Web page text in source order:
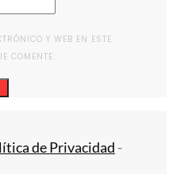
Y WEB EN ESTE
COMENTE.
de Privacidad -